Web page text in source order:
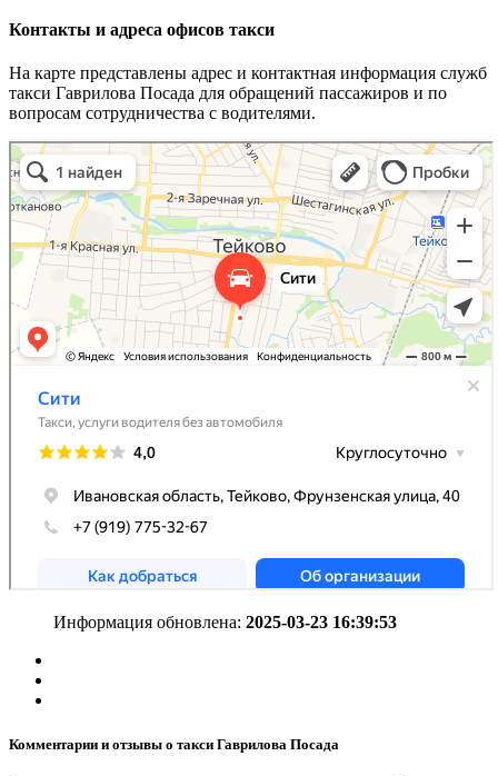
Контакты и адреса офисов такси
На карте представлены адрес и контактная информация служб
такси Гаврилова Посада для обращений пассажиров и по
вопросам сотрудничества с водителями.
Информация обновлена: 2025-03-23 16:39:53
Комментарии и отзывы о такси Гаврилова Посада